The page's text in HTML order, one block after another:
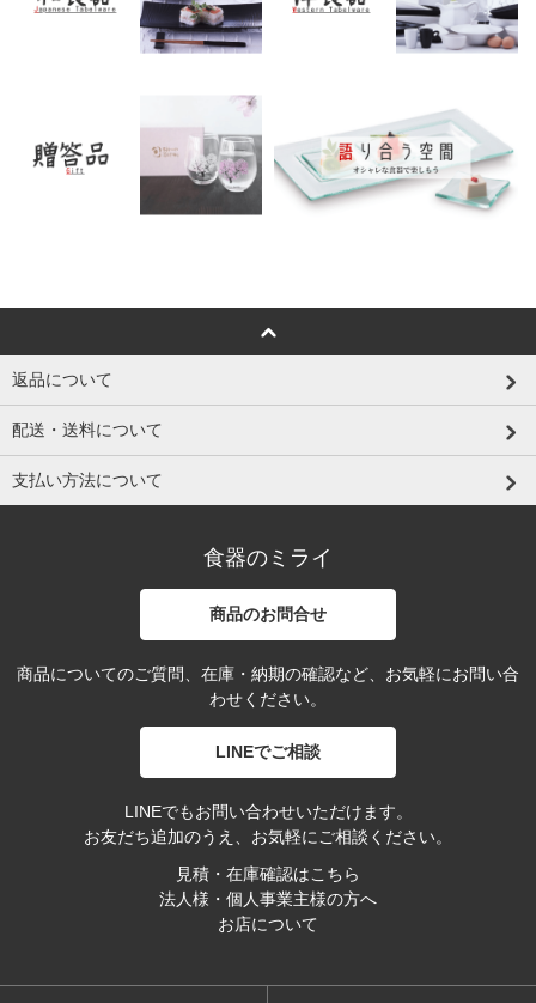
返品について
配送・送料について
支払い方法について
食器のミライ
商品のお問合せ
商品についてのご質問、在庫・納期の確認など、お気軽にお問い合
わせください。
LINEでご相談
LINEでもお問い合わせいただけます。
お友だち追加のうえ、お気軽にご相談ください。
見積・在庫確認はこちら
法人様・個人事業主様の方へ
お店について